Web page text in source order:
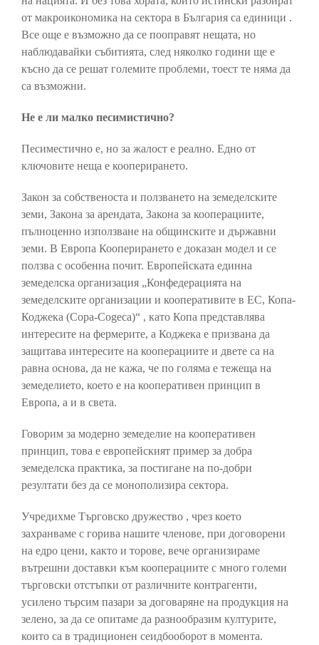
от макроикономика на сектора в България са единици .
Все още е възможно да се пооправят нещата, но
наблюдавайки събитията, след няколко години ще е
късно да се решат големите проблеми, тоест те няма да
са възможни.
Не е ли малко песимистично?
Песиместично е, но за жалост е реално. Едно от
ключовите неща е кооперирането.
Закон за собственоста и ползването на земеделските
земи, Закона за арендата, Закона за кооперациите,
пълноценно използване на общинските и държавни
земи. В Европа Кооперирането е доказан модел и се
ползва с особенна почит. Европейската единна
земеделска организация „Конфедерацията на
земеделските организации и кооперативите в ЕС, Копа-
Коджека (Copa-Cogeca)“ , като Копа представлява
интересите на фермерите, а Коджека е призвана да
защитава интересите на кооперациите и двете са на
равна основа, да не кажа, че по голяма е тежеща на
земеделието, което е на кооперативен принцип в
Европа, а и в света.
Говорим за модерно земеделие на кооперативен
принцип, това е европейският пример за добра
земеделска практика, за постигане на по-добри
резултати без да се монополизира сектора.
Учредихме Търговско дружество , чрез което
захранваме с горива нашите членове, при договорени
на едро цени, както и торове, вече организираме
вътрешни доставки към кооперациите с много големи
търговски отстъпки от различните контрагенти,
усилено търсим пазари за договаряне на продукция на
зелено, за да се опитаме да разнообразим културите,
които са в традиционен сеидбооборот в момента.